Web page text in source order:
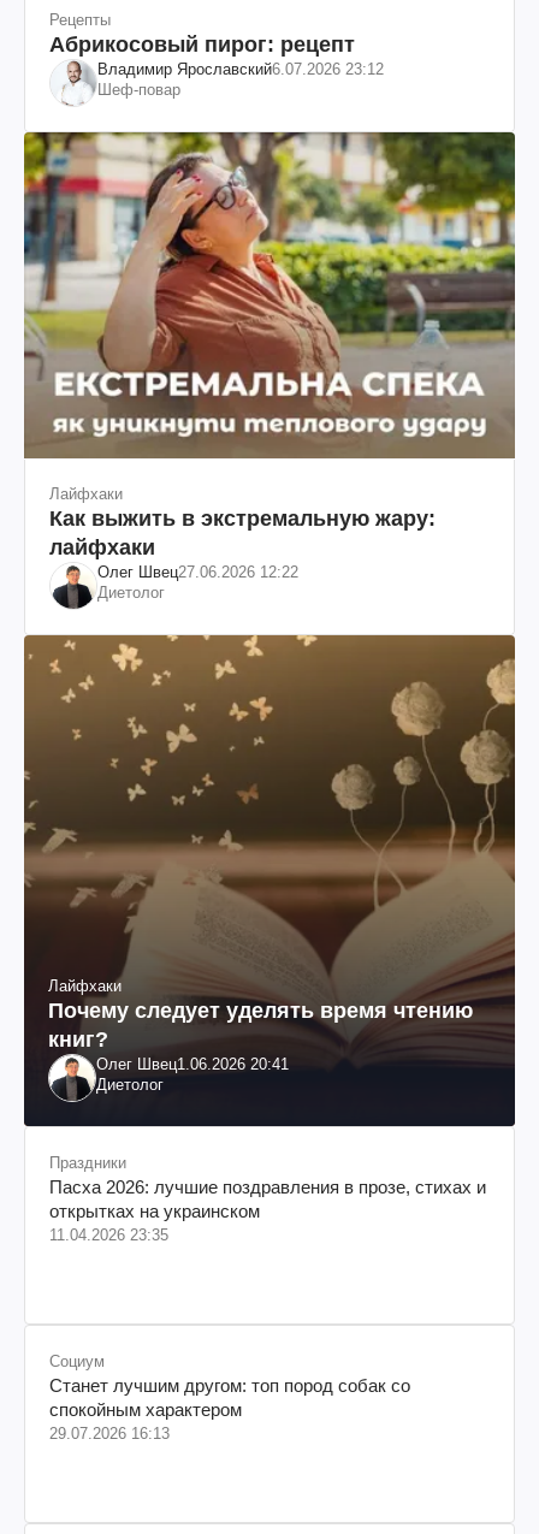
Рецепты
Абрикосовый пирог: рецепт
Владимир Ярославский6.07.2026 23:12
Шеф-повар
Лайфхаки
Как выжить в экстремальную жару:
лайфхаки
Олег Швец27.06.2026 12:22
Диетолог
Лайфхаки
Почему следует уделять время чтению
книг?
Олег Швец1.06.2026 20:41
Диетолог
Праздники
Пасха 2026: лучшие поздравления в прозе, стихах и
открытках на украинском
11.04.2026 23:35
Социум
Станет лучшим другом: топ пород собак со
спокойным характером
29.07.2026 16:13